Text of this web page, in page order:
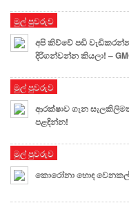
මුල් පුවරුව
අපි කිව්වේ පඩි
දිරිගන්වන්න කියලා! –
මුල් පුවරුව
ආරක්ෂාව ගැන
පළඳින්න!
මුල් පුවරුව
කොරෝනා හොඳ වෙනකල්